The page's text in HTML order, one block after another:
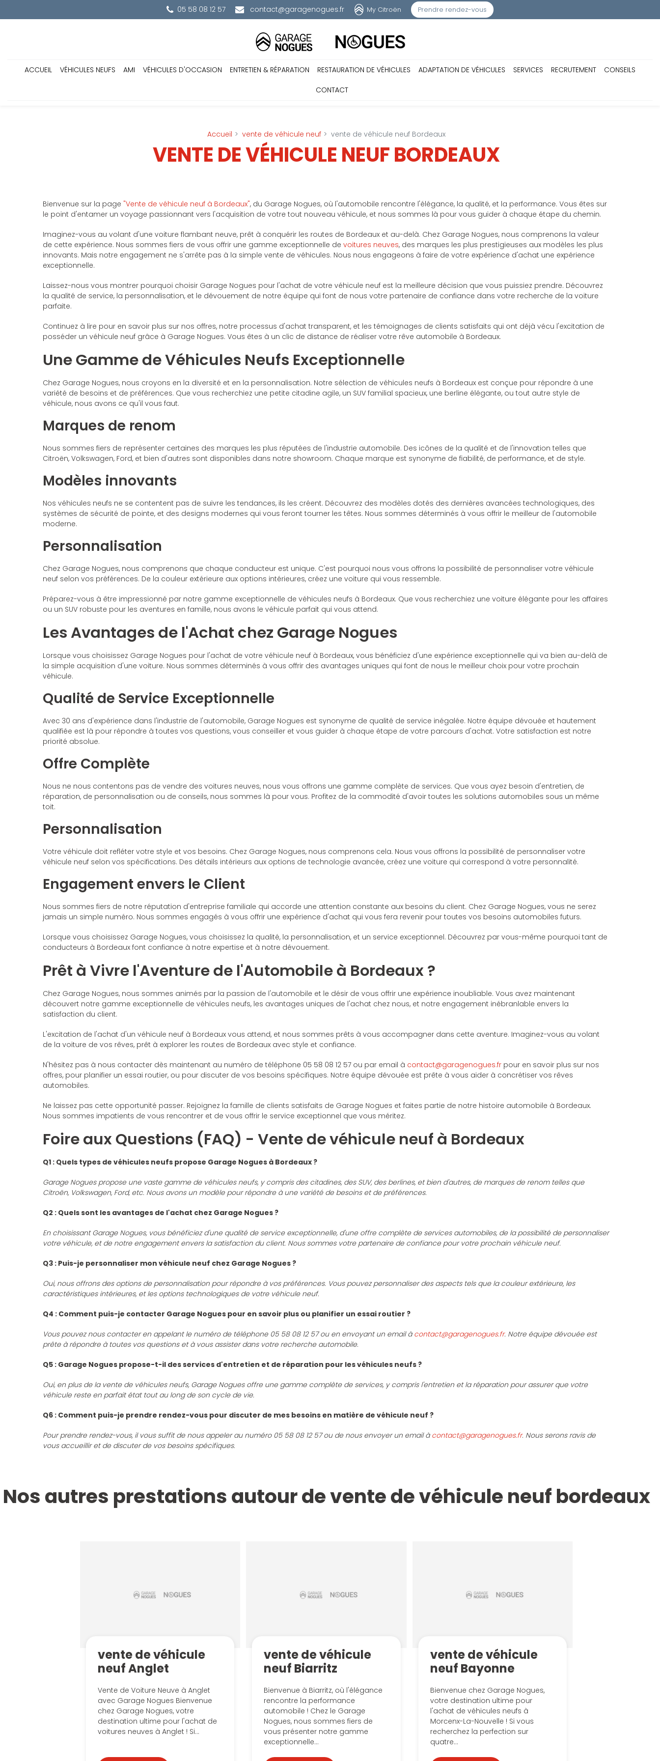
05 58 08 12 57 contact@garagenogues.fr My Citroën Prendre rendez-vous
ACCUEIL VÉHICULES NEUFS AMI VÉHICULES D'OCCASION ENTRETIEN & RÉPARATION RESTAURATION DE VÉHICULES ADAPTATION DE VÉHICULES SERVICES RECRUTEMENT CONSEILS
CONTACT
Accueil vente de véhicule neuf vente de véhicule neuf Bordeaux
VENTE DE VÉHICULE NEUF BORDEAUX
Bienvenue sur la page "Vente de véhicule neuf à Bordeaux", du Garage Nogues, où l'automobile rencontre l'élégance, la qualité, et la performance. Vous êtes sur
le point d'entamer un voyage passionnant vers l'acquisition de votre tout nouveau véhicule, et nous sommes là pour vous guider à chaque étape du chemin.
Imaginez-vous au volant d'une voiture flambant neuve, prêt à conquérir les routes de Bordeaux et au-delà. Chez Garage Nogues, nous comprenons la valeur
de cette expérience. Nous sommes fiers de vous offrir une gamme exceptionnelle de voitures neuves, des marques les plus prestigieuses aux modèles les plus
innovants. Mais notre engagement ne s'arrête pas à la simple vente de véhicules. Nous nous engageons à faire de votre expérience d'achat une expérience
exceptionnelle.
Laissez-nous vous montrer pourquoi choisir Garage Nogues pour l'achat de votre véhicule neuf est la meilleure décision que vous puissiez prendre. Découvrez
la qualité de service, la personnalisation, et le dévouement de notre équipe qui font de nous votre partenaire de confiance dans votre recherche de la voiture
parfaite.
Continuez à lire pour en savoir plus sur nos offres, notre processus d'achat transparent, et les témoignages de clients satisfaits qui ont déjà vécu l'excitation de
posséder un véhicule neuf grâce à Garage Nogues. Vous êtes à un clic de distance de réaliser votre rêve automobile à Bordeaux.
Une Gamme de Véhicules Neufs Exceptionnelle
Chez Garage Nogues, nous croyons en la diversité et en la personnalisation. Notre sélection de véhicules neufs à Bordeaux est conçue pour répondre à une
variété de besoins et de préférences. Que vous recherchiez une petite citadine agile, un SUV familial spacieux, une berline élégante, ou tout autre style de
véhicule, nous avons ce qu'il vous faut.
Marques de renom
Nous sommes fiers de représenter certaines des marques les plus réputées de l'industrie automobile. Des icônes de la qualité et de l'innovation telles que
Citroën, Volkswagen, Ford, et bien d'autres sont disponibles dans notre showroom. Chaque marque est synonyme de fiabilité, de performance, et de style.
Modèles innovants
Nos véhicules neufs ne se contentent pas de suivre les tendances, ils les créent. Découvrez des modèles dotés des dernières avancées technologiques, des
systèmes de sécurité de pointe, et des designs modernes qui vous feront tourner les têtes. Nous sommes déterminés à vous offrir le meilleur de l'automobile
moderne.
Personnalisation
Chez Garage Nogues, nous comprenons que chaque conducteur est unique. C'est pourquoi nous vous offrons la possibilité de personnaliser votre véhicule
neuf selon vos préférences. De la couleur extérieure aux options intérieures, créez une voiture qui vous ressemble.
Préparez-vous à être impressionné par notre gamme exceptionnelle de véhicules neufs à Bordeaux. Que vous recherchiez une voiture élégante pour les affaires
ou un SUV robuste pour les aventures en famille, nous avons le véhicule parfait qui vous attend.
Les Avantages de l'Achat chez Garage Nogues
Lorsque vous choisissez Garage Nogues pour l'achat de votre véhicule neuf à Bordeaux, vous bénéficiez d'une expérience exceptionnelle qui va bien au-delà de
la simple acquisition d'une voiture. Nous sommes déterminés à vous offrir des avantages uniques qui font de nous le meilleur choix pour votre prochain
véhicule.
Qualité de Service Exceptionnelle
Avec 30 ans d'expérience dans l'industrie de l'automobile, Garage Nogues est synonyme de qualité de service inégalée. Notre équipe dévouée et hautement
qualifiée est là pour répondre à toutes vos questions, vous conseiller et vous guider à chaque étape de votre parcours d'achat. Votre satisfaction est notre
priorité absolue.
Offre Complète
Nous ne nous contentons pas de vendre des voitures neuves, nous vous offrons une gamme complète de services. Que vous ayez besoin d'entretien, de
réparation, de personnalisation ou de conseils, nous sommes là pour vous. Profitez de la commodité d'avoir toutes les solutions automobiles sous un même
toit.
Personnalisation
Votre véhicule doit refléter votre style et vos besoins. Chez Garage Nogues, nous comprenons cela. Nous vous offrons la possibilité de personnaliser votre
véhicule neuf selon vos spécifications. Des détails intérieurs aux options de technologie avancée, créez une voiture qui correspond à votre personnalité.
Engagement envers le Client
Nous sommes fiers de notre réputation d'entreprise familiale qui accorde une attention constante aux besoins du client. Chez Garage Nogues, vous ne serez
jamais un simple numéro. Nous sommes engagés à vous offrir une expérience d'achat qui vous fera revenir pour toutes vos besoins automobiles futurs.
Lorsque vous choisissez Garage Nogues, vous choisissez la qualité, la personnalisation, et un service exceptionnel. Découvrez par vous-même pourquoi tant de
conducteurs à Bordeaux font confiance à notre expertise et à notre dévouement.
Prêt à Vivre l'Aventure de l'Automobile à Bordeaux ?
Chez Garage Nogues, nous sommes animés par la passion de l'automobile et le désir de vous offrir une expérience inoubliable. Vous avez maintenant
découvert notre gamme exceptionnelle de véhicules neufs, les avantages uniques de l'achat chez nous, et notre engagement inébranlable envers la
satisfaction du client.
L'excitation de l'achat d'un véhicule neuf à Bordeaux vous attend, et nous sommes prêts à vous accompagner dans cette aventure. Imaginez-vous au volant
de la voiture de vos rêves, prêt à explorer les routes de Bordeaux avec style et confiance.
N'hésitez pas à nous contacter dès maintenant au numéro de téléphone 05 58 08 12 57 ou par email à contact@garagenogues.fr pour en savoir plus sur nos
offres, pour planifier un essai routier, ou pour discuter de vos besoins spécifiques. Notre équipe dévouée est prête à vous aider à concrétiser vos rêves
automobiles.
Ne laissez pas cette opportunité passer. Rejoignez la famille de clients satisfaits de Garage Nogues et faites partie de notre histoire automobile à Bordeaux.
Nous sommes impatients de vous rencontrer et de vous offrir le service exceptionnel que vous méritez.
Foire aux Questions (FAQ) - Vente de véhicule neuf à Bordeaux
Q1 : Quels types de véhicules neufs propose Garage Nogues à Bordeaux ?
Garage Nogues propose une vaste gamme de véhicules neufs, y compris des citadines, des SUV, des berlines, et bien d'autres, de marques de renom telles que
Citroën, Volkswagen, Ford, etc. Nous avons un modèle pour répondre à une variété de besoins et de préférences.
Q2 : Quels sont les avantages de l'achat chez Garage Nogues ?
En choisissant Garage Nogues, vous bénéficiez d'une qualité de service exceptionnelle, d'une offre complète de services automobiles, de la possibilité de personnaliser
votre véhicule, et de notre engagement envers la satisfaction du client. Nous sommes votre partenaire de confiance pour votre prochain véhicule neuf.
Q3 : Puis-je personnaliser mon véhicule neuf chez Garage Nogues ?
Oui, nous offrons des options de personnalisation pour répondre à vos préférences. Vous pouvez personnaliser des aspects tels que la couleur extérieure, les
caractéristiques intérieures, et les options technologiques de votre véhicule neuf.
Q4 : Comment puis-je contacter Garage Nogues pour en savoir plus ou planifier un essai routier ?
Vous pouvez nous contacter en appelant le numéro de téléphone 05 58 08 12 57 ou en envoyant un email à contact@garagenogues.fr. Notre équipe dévouée est
prête à répondre à toutes vos questions et à vous assister dans votre recherche automobile.
Q5 : Garage Nogues propose-t-il des services d'entretien et de réparation pour les véhicules neufs ?
Oui, en plus de la vente de véhicules neufs, Garage Nogues offre une gamme complète de services, y compris l'entretien et la réparation pour assurer que votre
véhicule reste en parfait état tout au long de son cycle de vie.
Q6 : Comment puis-je prendre rendez-vous pour discuter de mes besoins en matière de véhicule neuf ?
Pour prendre rendez-vous, il vous suffit de nous appeler au numéro 05 58 08 12 57 ou de nous envoyer un email à contact@garagenogues.fr. Nous serons ravis de
vous accueillir et de discuter de vos besoins spécifiques.
Nos autres prestations autour de vente de véhicule neuf bordeaux
vente de véhicule
neuf Anglet
Vente de Voiture Neuve à Anglet
avec Garage Nogues Bienvenue
chez Garage Nogues, votre
destination ultime pour l'achat de
voitures neuves à Anglet ! Si...
vente de véhicule
neuf Biarritz
Bienvenue à Biarritz, où l'élégance
rencontre la performance
automobile ! Chez le Garage
Nogues, nous sommes fiers de
vous présenter notre gamme
exceptionnelle...
vente de véhicule
neuf Bayonne
Bienvenue chez Garage Nogues,
votre destination ultime pour
l'achat de véhicules neufs à
Morcenx-La-Nouvelle ! Si vous
recherchez la perfection sur
quatre...